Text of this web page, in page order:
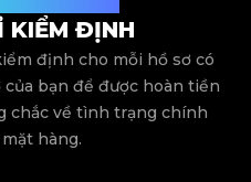
KIỂM ĐỊNH
định cho mỗi hồ sơ có
của bạn để được hoàn tiền
chắc về tình trạng chính
hàng.